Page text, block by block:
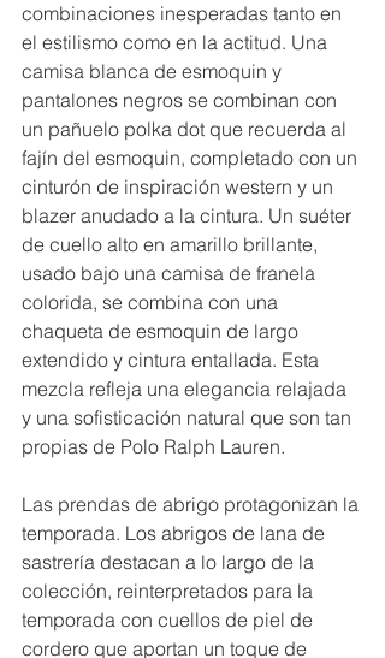
combinaciones inesperadas tanto en
el estilismo como en la actitud. Una
camisa blanca de esmoquin y
pantalones negros se combinan con
un pañuelo polka dot que recuerda al
fajín del esmoquin, completado con un
cinturón de inspiración western y un
blazer anudado a la cintura. Un suéter
de cuello alto en amarillo brillante,
usado bajo una camisa de franela
colorida, se combina con una
chaqueta de esmoquin de largo
extendido y cintura entallada. Esta
mezcla refleja una elegancia relajada
y una sofisticación natural que son tan
propias de Polo Ralph Lauren.
Las prendas de abrigo protagonizan la
temporada. Los abrigos de lana de
sastrería destacan a lo largo de la
colección, reinterpretados para la
temporada con cuellos de piel de
cordero que aportan un toque de